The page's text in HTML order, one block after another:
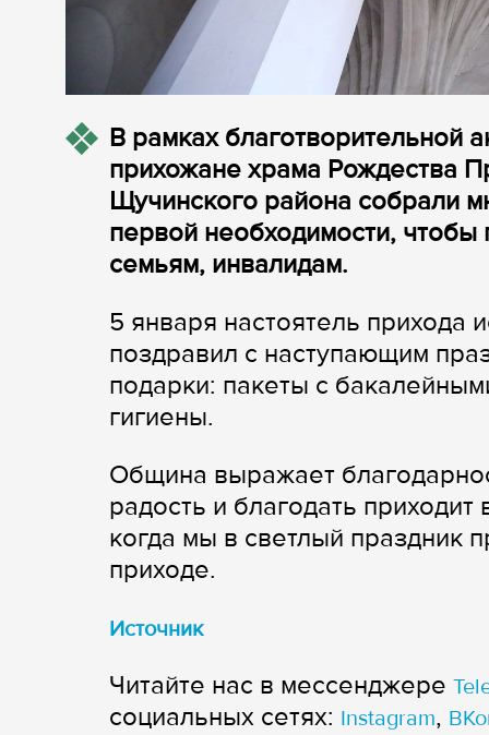
В рамках благотворительной
прихожане храма Рождества
Щучинского района собрали
первой необходимости,
семьям, инвалидам.
5 января настоятель прихода
поздравил с наступающим
подарки: пакеты с
гигиены.
Община выражает
радость и благодать
когда мы в светлый праздник
приходе.
Источник
Читайте нас в мессенджере
cоциальных сетях: Instagram,